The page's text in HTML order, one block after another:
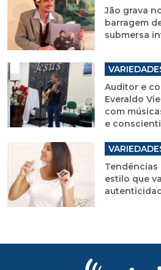
Jão grava
barragem
submersa
Auditor e
Everaldo
com
e
Tendências
estilo que